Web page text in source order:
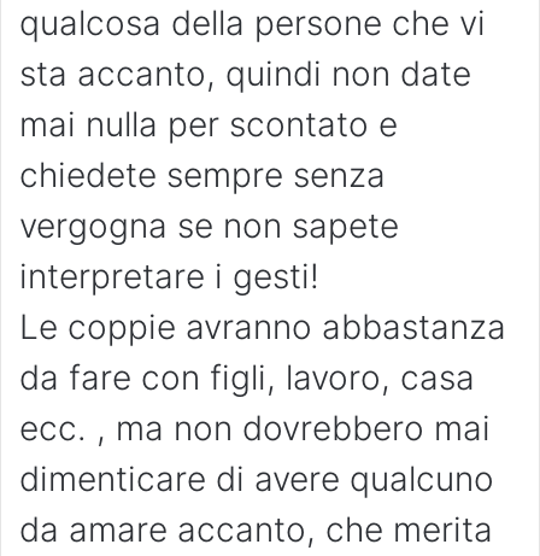
qualcosa della persone che vi
sta accanto, quindi non date
mai nulla per scontato e
chiedete sempre senza
vergogna se non sapete
interpretare i gesti!
Le coppie avranno abbastanza
da fare con figli, lavoro, casa
ecc. , ma non dovrebbero mai
dimenticare di avere qualcuno
da amare accanto, che merita